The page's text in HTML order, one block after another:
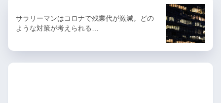
サラリーマンはコロナで残業代が激減。どの
ような対策が考えられる…